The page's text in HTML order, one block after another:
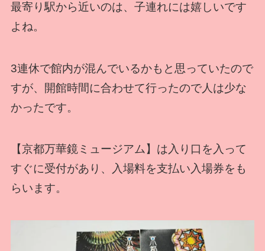
最寄り駅から近いのは、子連れには嬉しいです
よね。
3連休で館内が混んでいるかもと思っていたので
すが、開館時間に合わせて行ったので人は少な
かったです。
【京都万華鏡ミュージアム】は入り口を入って
すぐに受付があり、入場料を支払い入場券をも
らいます。